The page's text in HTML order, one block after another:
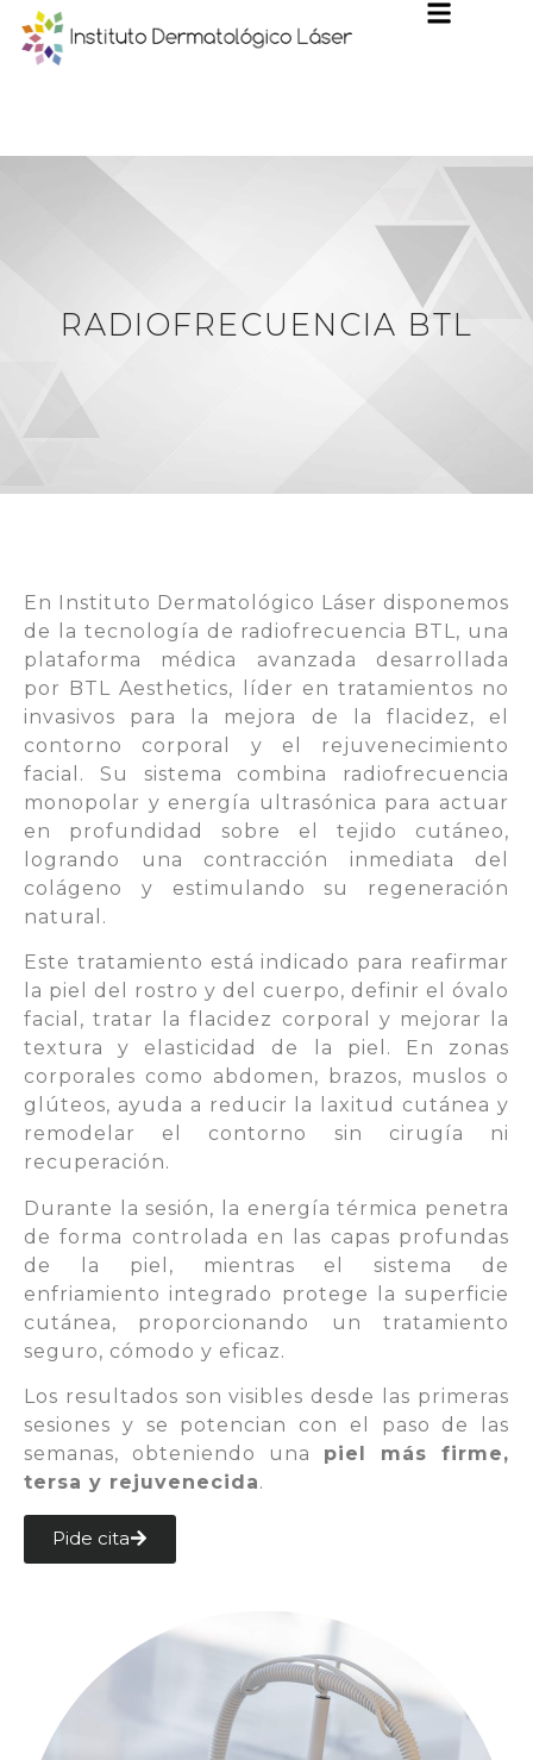
RADIOFRECUENCIA BTL
En Instituto Dermatológico Láser disponemos
de la tecnología de radiofrecuencia BTL, una
plataforma médica avanzada desarrollada
por BTL Aesthetics, líder en tratamientos no
invasivos para la mejora de la flacidez, el
contorno corporal y el rejuvenecimiento
facial. Su sistema combina radiofrecuencia
monopolar y energía ultrasónica para actuar
en profundidad sobre el tejido cutáneo,
logrando una contracción inmediata del
colágeno y estimulando su regeneración
natural.
Este tratamiento está indicado para reafirmar
la piel del rostro y del cuerpo, definir el óvalo
facial, tratar la flacidez corporal y mejorar la
textura y elasticidad de la piel. En zonas
corporales como abdomen, brazos, muslos o
glúteos, ayuda a reducir la laxitud cutánea y
remodelar el contorno sin cirugía ni
recuperación.
Durante la sesión, la energía térmica penetra
de forma controlada en las capas profundas
de la piel, mientras el sistema de
enfriamiento integrado protege la superficie
cutánea, proporcionando un tratamiento
seguro, cómodo y eficaz.
Los resultados son visibles desde las primeras
sesiones y se potencian con el paso de las
semanas, obteniendo una piel más firme,
tersa y rejuvenecida.
Pide cita